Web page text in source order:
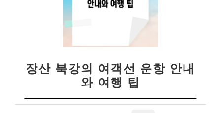
장산 북강의 여객선 운항 안내
와 여행 팁